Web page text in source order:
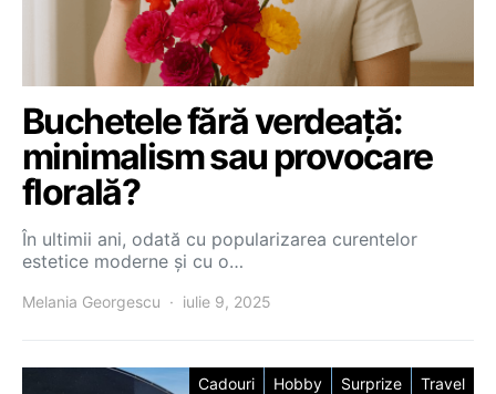
Buchetele fără verdeață:
minimalism sau provocare
florală?
În ultimii ani, odată cu popularizarea curentelor
estetice moderne și cu o…
Melania Georgescu iulie 9, 2025
Cadouri Hobby Surprize Travel